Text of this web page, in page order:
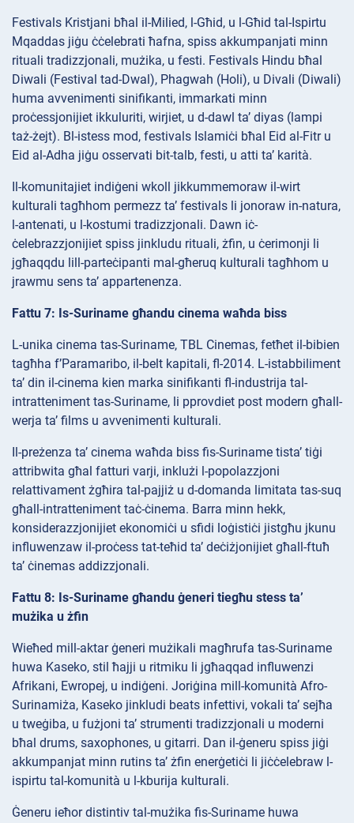
Festivals Kristjani bħal il-Milied, l-Għid, u l-Għid tal-Ispirtu
Mqaddas jiġu ċċelebrati ħafna, spiss akkumpanjati minn
rituali tradizzjonali, mużika, u festi. Festivals Hindu bħal
Diwali (Festival tad-Dwal), Phagwah (Holi), u Divali (Diwali)
huma avvenimenti sinifikanti, immarkati minn
proċessjonijiet ikkuluriti, wirjiet, u d-dawl ta’ diyas (lampi
taż-żejt). Bl-istess mod, festivals Islamiċi bħal Eid al-Fitr u
Eid al-Adha jiġu osservati bit-talb, festi, u atti ta’ karità.
Il-komunitajiet indiġeni wkoll jikkummemoraw il-wirt
kulturali tagħhom permezz ta’ festivals li jonoraw in-natura,
l-antenati, u l-kostumi tradizzjonali. Dawn iċ-
ċelebrazzjonijiet spiss jinkludu rituali, żfin, u ċerimonji li
jgħaqqdu lill-parteċipanti mal-għeruq kulturali tagħhom u
jrawmu sens ta’ appartenenza.
Fattu 7: Is-Suriname għandu cinema waħda biss
L-unika cinema tas-Suriname, TBL Cinemas, fetħet il-bibien
tagħha f’Paramaribo, il-belt kapitali, fl-2014. L-istabbiliment
ta’ din il-cinema kien marka sinifikanti fl-industrija tal-
intratteniment tas-Suriname, li pprovdiet post modern għall-
werja ta’ films u avvenimenti kulturali.
Il-preżenza ta’ cinema waħda biss fis-Suriname tista’ tiġi
attribwita għal fatturi varji, inklużi l-popolazzjoni
relattivament żgħira tal-pajjiż u d-domanda limitata tas-suq
għall-intratteniment taċ-ċinema. Barra minn hekk,
konsiderazzjonijiet ekonomiċi u sfidi loġistiċi jistgħu jkunu
influwenzaw il-proċess tat-teħid ta’ deċiżjonijiet għall-ftuħ
ta’ ċinemas addizzjonali.
Fattu 8: Is-Suriname għandu ġeneri tiegħu stess ta’
mużika u żfin
Wieħed mill-aktar ġeneri mużikali magħrufa tas-Suriname
huwa Kaseko, stil ħajji u ritmiku li jgħaqqad influwenzi
Afrikani, Ewropej, u indiġeni. Joriġina mill-komunità Afro-
Surinamiża, Kaseko jinkludi beats infettivi, vokali ta’ sejħa
u tweġiba, u fużjoni ta’ strumenti tradizzjonali u moderni
bħal drums, saxophones, u gitarri. Dan il-ġeneru spiss jiġi
akkumpanjat minn rutins ta’ żfin enerġetiċi li jiċċelebraw l-
ispirtu tal-komunità u l-kburija kulturali.
Ġeneru ieħor distintiv tal-mużika fis-Suriname huwa